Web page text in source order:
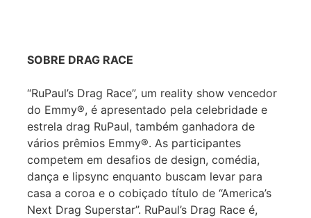
SOBRE DRAG RACE
“RuPaul’s Drag Race”, um reality show vencedor
do Emmy®, é apresentado pela celebridade e
estrela drag RuPaul, também ganhadora de
vários prêmios Emmy®. As participantes
competem em desafios de design, comédia,
dança e lipsync enquanto buscam levar para
casa a coroa e o cobiçado título de “America’s
Next Drag Superstar”. RuPaul’s Drag Race é,